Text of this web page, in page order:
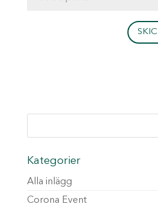
Kategorier
Alla inlägg
Corona Event